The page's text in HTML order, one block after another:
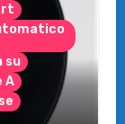
su
A